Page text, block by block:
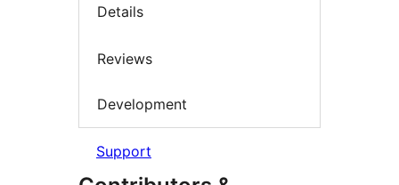
Details
Reviews
Development
Support